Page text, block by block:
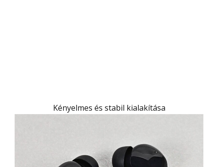
Kényelmes és stabil kialakítása